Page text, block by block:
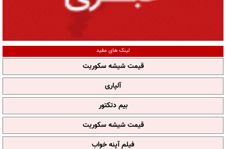
لینک های مفید
قیمت شیشه سکوریت
آلپاری
بیم دتکتور
قیمت شیشه سکوریت
فیلم آپنه خواب